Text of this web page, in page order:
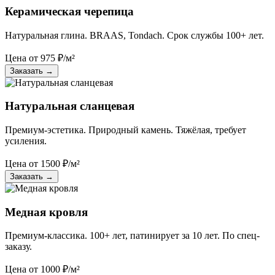
Керамическая черепица
Натуральная глина. BRAAS, Tondach. Срок службы 100+ лет.
Цена от 975 ₽/м²
Заказать →
Натуральная сланцевая
Премиум-эстетика. Природный камень. Тяжёлая, требует
усиления.
Цена от 1500 ₽/м²
Заказать →
Медная кровля
Премиум-классика. 100+ лет, патинирует за 10 лет. По спец-
заказу.
Цена от 1000 ₽/м²